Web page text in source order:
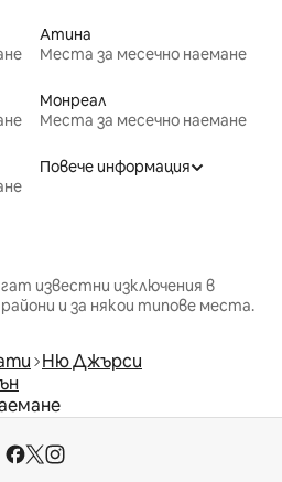
Атина
Места за месечно наемане
Монреал
Места за месечно наемане
Повече информация
известни изключения в
и за някои типове места.
Ню Джърси